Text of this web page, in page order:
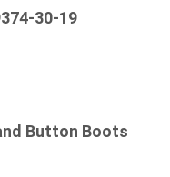
30-19
Button Boots